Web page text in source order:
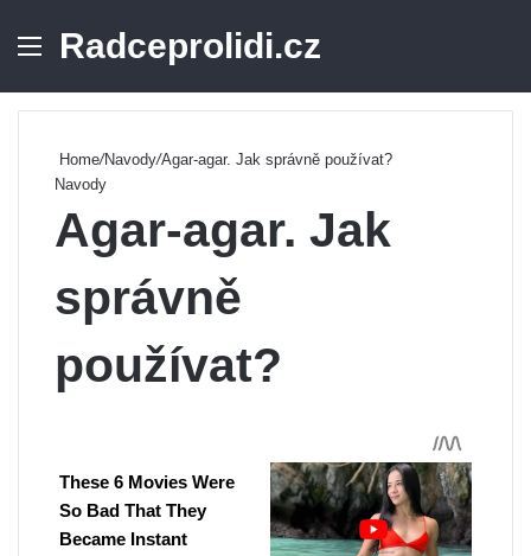
Menu
Radceprolidi.cz
Home/Navody/Agar-agar. Jak správně používat?
Navody
Agar-agar. Jak
správně
používat?